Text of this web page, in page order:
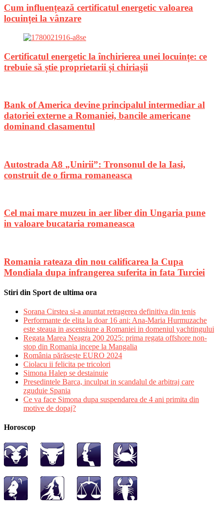
Cum influențează certificatul energetic valoarea
locuinței la vânzare
Certificatul energetic la închirierea unei locuințe: ce
trebuie să știe proprietarii și chiriașii
Bank of America devine principalul intermediar al
datoriei externe a Romaniei, bancile americane
dominand clasamentul
Autostrada A8 „Unirii”: Tronsonul de la Iasi,
construit de o firma romaneasca
Cel mai mare muzeu in aer liber din Ungaria pune
in valoare bucataria romaneasca
Romania rateaza din nou calificarea la Cupa
Mondiala dupa infrangerea suferita in fata Turciei
Stiri din Sport de ultima ora
Sorana Cirstea si-a anuntat retragerea definitiva din tenis
Performante de elita la doar 16 ani: Ana-Maria Hurmuzache
este steaua in ascensiune a Romaniei in domeniul yachtingului
Regata Marea Neagra 200 2025: prima regata offshore non-
stop din Romania incepe la Mangalia
România părăsește EURO 2024
Ciolacu ii felicita pe tricolori
Simona Halep se destainuie
Presedintele Barca, inculpat in scandalul de arbitraj care
zguduie Spania
Ce va face Simona dupa suspendarea de 4 ani primita din
motive de dopaj?
Horoscop